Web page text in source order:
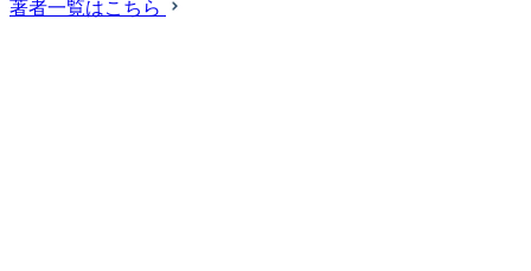
著者一覧はこちら